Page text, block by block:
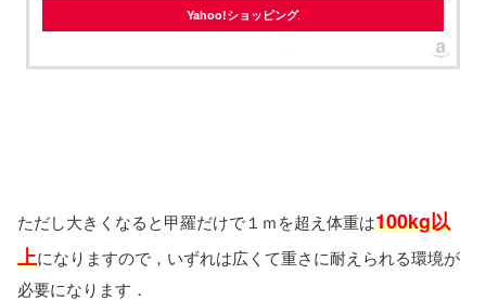
Yahoo!ショッピング
ただし大きくなると甲羅だけで１ｍを超え体重は100kg以
上になりますので，いずれは広くて重さに耐えられる環境が
必要になります．